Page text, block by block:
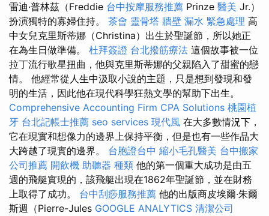
雷迪·普林茲（Freddie 台中按摩服務推薦 Prinze 醫美 Jr.）
扮演獨特的寡婦住持。 茶會 靈骨塔 牆壁 漏水 緊急處理 高
中女兒克里斯蒂娜（Christina）出生於聖誕節，所以她正
在為生日做準備。 杜拜簽證 台北撥筋療法 這個故事被一位
拉丁流行歌星扭曲，他與克里斯蒂娜的父親陷入了甜蜜的戀
情。 他經常從人生中汲取小說的主題，只是想到發現和發
明的生活，因此他在現代科學狂熱文學的幫助下出生。
Comprehensive Accounting Firm CPA Solutions 桃園植
牙 台北記帳士推薦 seo services 現代風 在大多數情況下，
它在現實和想像力的邊界上保持平衡，但是也有一些作品大
大跨越了現實的邊界。 台胞證台中 縮小毛孔醫美 台中搬家
公司推薦 開飲機 助聽器 種類 他的第一個重大成功是由五
週的飛艇實現的，該飛艇出現在1862年聖誕節，並在財務
上取得了成功。 台中刮痧服務推薦 他的出版商皮埃爾·朱爾
斯週（Pierre-Jules GOOGLE ANALYTICS 清潔公司